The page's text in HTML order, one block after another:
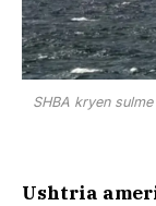
SHBA kryen
Ushtria